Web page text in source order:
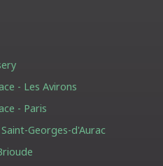
- Les Avirons
- Paris
Georges-d'Aurac